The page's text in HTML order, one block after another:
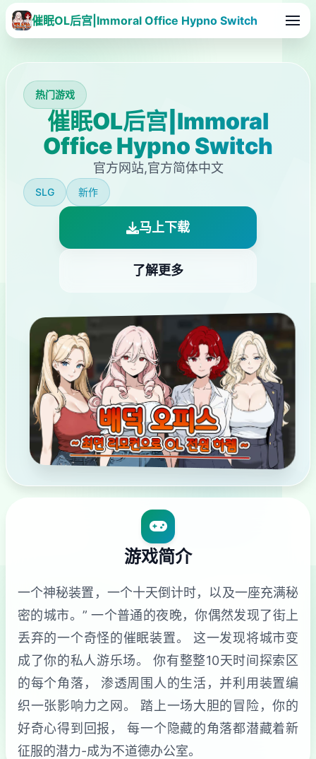
催眠OL后宫|Immoral Office Hypno Switch
热门游戏
催眠OL后宫|Immoral
Office Hypno Switch
官方网站,官方简体中文
SLG 新作
马上下载
了解更多
游戏简介
一个神秘装置，一个十天倒计时，以及一座充满秘
密的城市。” 一个普通的夜晚，你偶然发现了街上
丢弃的一个奇怪的催眠装置。 这一发现将城市变
成了你的私人游乐场。 你有整整10天时间探索区
的每个角落， 渗透周围人的生活，并利用装置编
织一张影响力之网。 踏上一场大胆的冒险，你的
好奇心得到回报， 每一个隐藏的角落都潜藏着新
征服的潜力-成为不道德办公室。